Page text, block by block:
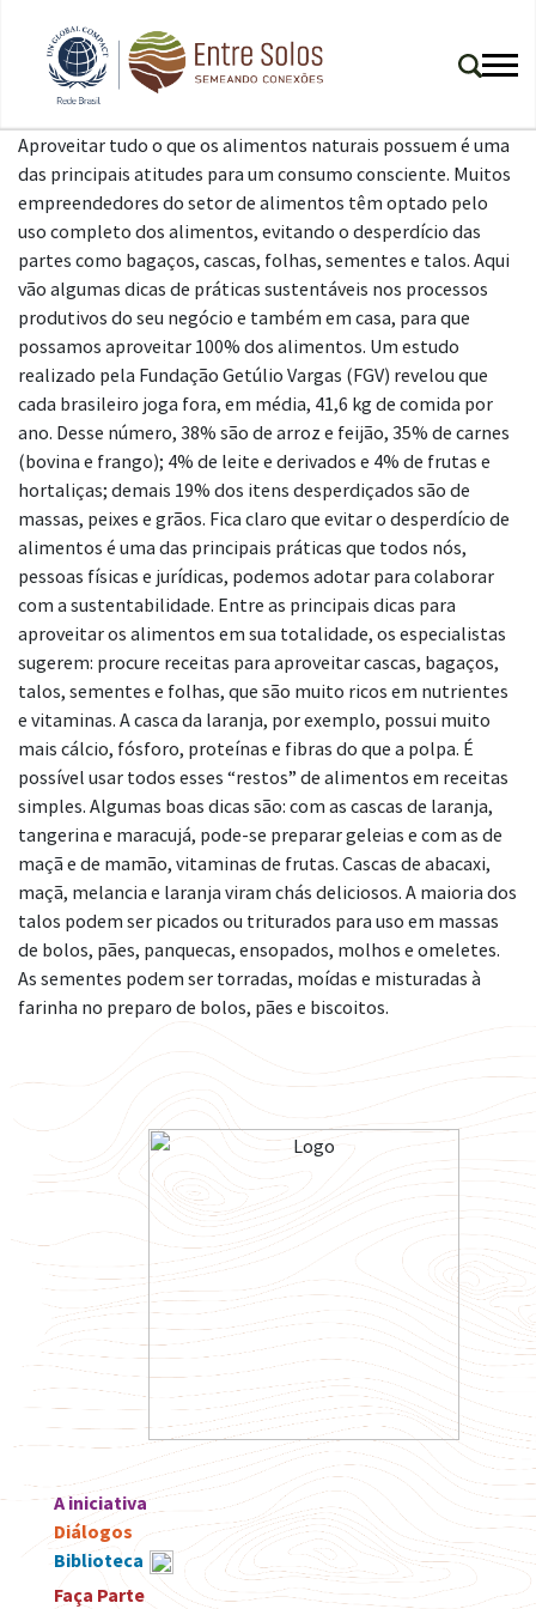
Aproveitar tudo o que os alimentos naturais possuem é uma
das principais atitudes para um consumo consciente. Muitos
empreendedores do setor de alimentos têm optado pelo
uso completo dos alimentos, evitando o desperdício das
partes como bagaços, cascas, folhas, sementes e talos. Aqui
vão algumas dicas de práticas sustentáveis nos processos
produtivos do seu negócio e também em casa, para que
possamos aproveitar 100% dos alimentos. Um estudo
realizado pela Fundação Getúlio Vargas (FGV) revelou que
cada brasileiro joga fora, em média, 41,6 kg de comida por
ano. Desse número, 38% são de arroz e feijão, 35% de carnes
(bovina e frango); 4% de leite e derivados e 4% de frutas e
hortaliças; demais 19% dos itens desperdiçados são de
massas, peixes e grãos. Fica claro que evitar o desperdício de
alimentos é uma das principais práticas que todos nós,
pessoas físicas e jurídicas, podemos adotar para colaborar
com a sustentabilidade. Entre as principais dicas para
aproveitar os alimentos em sua totalidade, os especialistas
sugerem: procure receitas para aproveitar cascas, bagaços,
talos, sementes e folhas, que são muito ricos em nutrientes
e vitaminas. A casca da laranja, por exemplo, possui muito
mais cálcio, fósforo, proteínas e fibras do que a polpa. É
possível usar todos esses “restos” de alimentos em receitas
simples. Algumas boas dicas são: com as cascas de laranja,
tangerina e maracujá, pode-se preparar geleias e com as de
maçã e de mamão, vitaminas de frutas. Cascas de abacaxi,
maçã, melancia e laranja viram chás deliciosos. A maioria dos
talos podem ser picados ou triturados para uso em massas
de bolos, pães, panquecas, ensopados, molhos e omeletes.
As sementes podem ser torradas, moídas e misturadas à
farinha no preparo de bolos, pães e biscoitos.
A iniciativa
Diálogos
Biblioteca
Faça Parte